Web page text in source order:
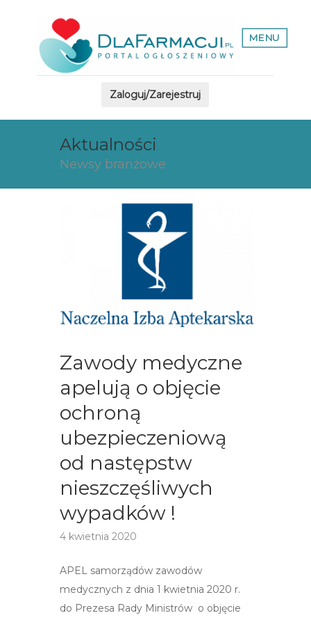
MENU
Zaloguj/Zarejestruj
Aktualności
Newsy branżowe
Zawody medyczne
apelują o objęcie
ochroną
ubezpieczeniową
od następstw
nieszczęśliwych
wypadków !
4 kwietnia 2020
APEL samorządów zawodów
medycznych z dnia 1 kwietnia 2020 r.
do Prezesa Rady Ministrów o objęcie